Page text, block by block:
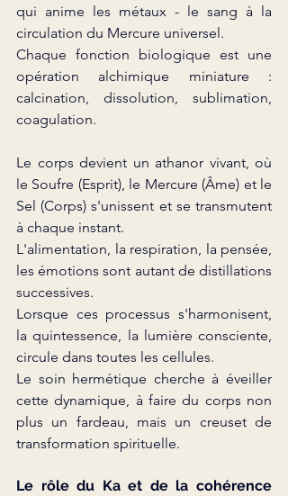
qui anime les métaux - le sang à la
circulation du Mercure universel.
Chaque fonction biologique est une
opération alchimique miniature :
calcination, dissolution, sublimation,
coagulation.
Le corps devient un athanor vivant, où
le Soufre (Esprit), le Mercure (Âme) et le
Sel (Corps) s'unissent et se transmutent
à chaque instant.
L'alimentation, la respiration, la pensée,
les émotions sont autant de distillations
successives.
Lorsque ces processus s'harmonisent,
la quintessence, la lumière consciente,
circule dans toutes les cellules.
Le soin hermétique cherche à éveiller
cette dynamique, à faire du corps non
plus un fardeau, mais un creuset de
transformation spirituelle.
Le rôle du Ka et de la cohérence